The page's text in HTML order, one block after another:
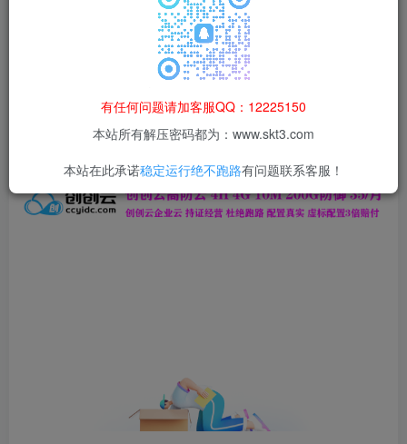
本站所有资源均为网络收集整理而来，仅供学习研究使用，请在下
载后24h内删除，谢谢合作！
本站资源仅用于学习交流，禁止商业运营与违法、侵权
果由使用者自行承担。
有任何问题请加客服QQ：12225150
本站所有解压密码都为：www.skt3.com
本站在此承诺稳定运行绝不跑路有问题联系客服！